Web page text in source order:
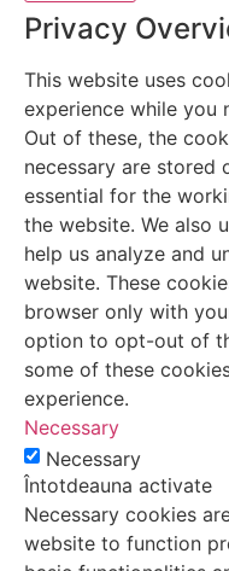
Privacy
This website uses
experience while you
Out of these, the
necessary are stored
essential for the
the website. We also
help us analyze and
website. These
browser only with
option to opt-out of
some of these
experience.
Necessary
Necessary
Întotdeauna activate
Necessary cookies
website to function